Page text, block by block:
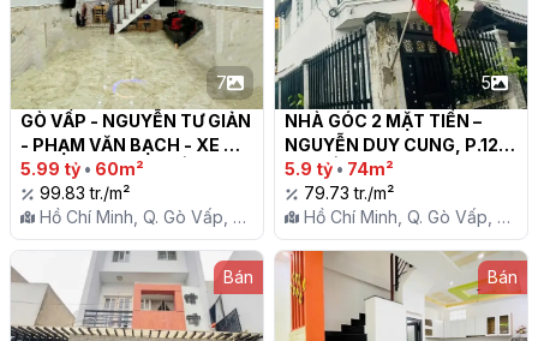
7
GÒ VẤP - NGUYỄN TƯ GIẢN
- PHẠM VĂN BẠCH - XE
HƠI 6M THÔNG LUỒNG
5.99 tỷ • 60m²
99.83 tr./m²
Hồ Chí Minh, Q. Gò Vấp, P.
12
5
NHÀ GÓC 2 MẶT TIỀN –
NGUYỄN DUY CUNG, P.12,
GÒ VẤP – SÁT TRƯỜNG
CẤP 2 TÂN SƠN – GIÁ CHỈ
5.9 TỶ
5.9 tỷ • 74m²
79.73 tr./m²
Hồ Chí Minh, Q. Gò Vấp, P.
12
Bán
Bán